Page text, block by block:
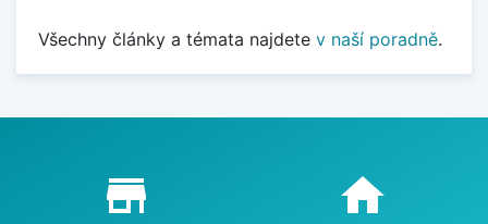
Všechny články a témata najdete v naší poradně.
Proč nakupovat u nás?
store_mall_directory home